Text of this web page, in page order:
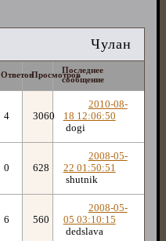
Чулан
ОтветовПросмотровПоследнее
сообщение
4 3060
2010-08-
18 12:06:50
dogi
0 628
2008-05-
22 01:50:51
shutnik
6 560
2008-05-
05 03:10:15
dedslava